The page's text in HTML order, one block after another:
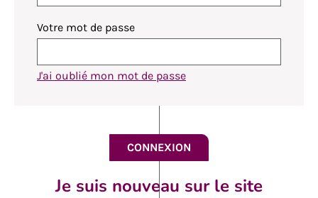
Votre mot de passe
J'ai oublié mon mot de passe
Je suis nouveau sur le site